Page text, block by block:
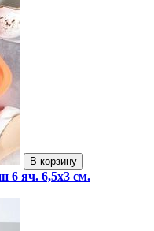
В корзину
6 яч. 6,5х3 см.